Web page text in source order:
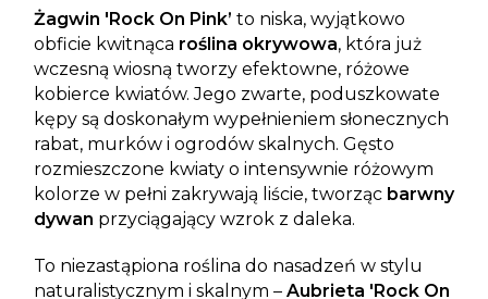
Żagwin 'Rock On Pink’ to niska, wyjątkowo
obficie kwitnąca roślina okrywowa, która już
wczesną wiosną tworzy efektowne, różowe
kobierce kwiatów. Jego zwarte, poduszkowate
kępy są doskonałym wypełnieniem słonecznych
rabat, murków i ogrodów skalnych. Gęsto
rozmieszczone kwiaty o intensywnie różowym
kolorze w pełni zakrywają liście, tworząc barwny
dywan przyciągający wzrok z daleka.
To niezastąpiona roślina do nasadzeń w stylu
naturalistycznym i skalnym – Aubrieta 'Rock On